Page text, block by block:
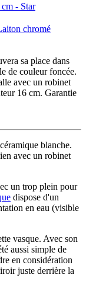
- Star
chromé
sa place dans
de couleur foncée.
avec un robinet
16 cm. Garantie
blanche.
avec un robinet
un trop plein pour
dispose d'un
en eau (visible
vasque. Avec son
aussi simple de
en considération
juste derrière la